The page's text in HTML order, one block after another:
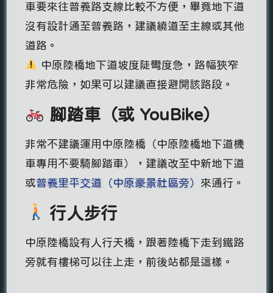
車要來往普義路支線比較不方便，畢竟地下道
沒有設計通至普義路，建議繞道至主線或其他
道路。
中原陸橋地下道坡度陡彎度急，路幅狹窄
非常危險，如果可以建議直接避開該路段。
腳踏車（或 YouBike）
非常不建議運用中原陸橋（中原陸橋地下道機
車專用不要騎腳踏車），建議改至中新地下道
或普義里平交道（中原豪景社區旁） 來通行。
行人步行
中原陸橋設有人行天橋，跟著陸橋下走到鐵路
旁就有樓梯可以往上走，前後站都是這樣。